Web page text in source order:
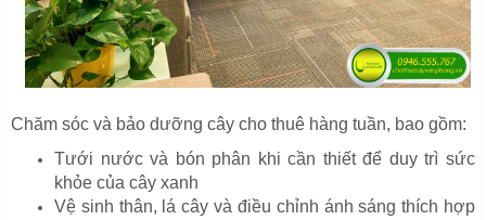
Chăm sóc và bảo dưỡng cây cho thuê hàng tuần, bao gồm:
Tưới nước và bón phân khi cần thiết để duy trì sức
khỏe của cây xanh
Vệ sinh thân, lá cây và điều chỉnh ánh sáng thích hợp